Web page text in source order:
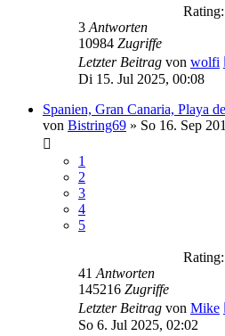
3 Antworten
10984 Zugriffe
Letzter Beitrag von wolfi
Di 15. Jul 2025, 00:08
Spanien, Gran Canaria, Playa
von Bistring69 » So 16. Sep
1
2
3
4
5
41 Antworten
145216 Zugriffe
Letzter Beitrag von Mike
So 6. Jul 2025, 02:02